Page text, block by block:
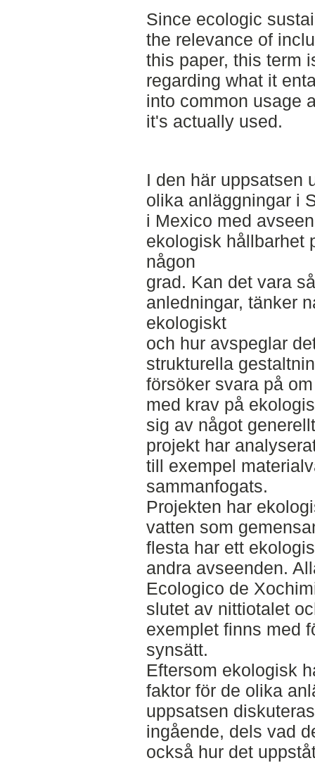
Since ecologic
the relevance of
this paper, this term
regarding what it
into common usage
it's actually used.
I den här uppsatsen
olika anläggningar i
i Mexico med
ekologisk hållbarhet
någon
grad. Kan det vara
anledningar, tänker
ekologiskt
och hur avspeglar
strukturella
försöker svara på
med krav på
sig av något
projekt har
till exempel
sammanfogats.
Projekten har
vatten som
flesta har ett
andra avseenden.
Ecologico de
slutet av nittiotalet
exemplet finns med
synsätt.
Eftersom ekologisk
faktor för de olika
uppsatsen
ingående, dels vad
också hur det